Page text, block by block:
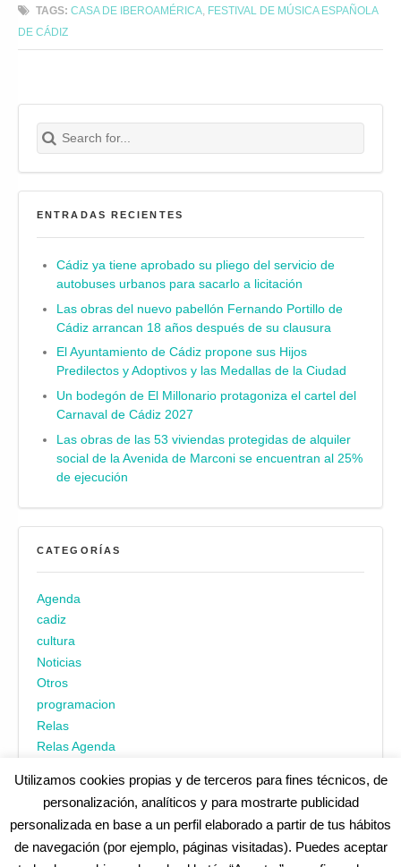
TAGS: CASA DE IBEROAMÉRICA FESTIVAL DE MÚSICA ESPAÑOLA
DE CÁDIZ
Search for:
Buscar
ENTRADAS RECIENTES
Cádiz ya tiene aprobado su pliego del servicio de
autobuses urbanos para sacarlo a licitación
Las obras del nuevo pabellón Fernando Portillo de
Cádiz arrancan 18 años después de su clausura
El Ayuntamiento de Cádiz propone sus Hijos
Predilectos y Adoptivos y las Medallas de la Ciudad
Un bodegón de El Millonario protagoniza el cartel del
Carnaval de Cádiz 2027
Las obras de las 53 viviendas protegidas de alquiler
social de la Avenida de Marconi se encuentran al 25%
de ejecución
CATEGORÍAS
Agenda
cadiz
cultura
Noticias
Otros
programacion
Relas
Relas Agenda
Utilizamos cookies propias y de terceros para fines técnicos, de
personalización, analíticos y para mostrarte publicidad
personalizada en base a un perfil elaborado a partir de tus hábitos
de navegación (por ejemplo, páginas visitadas). Puedes aceptar